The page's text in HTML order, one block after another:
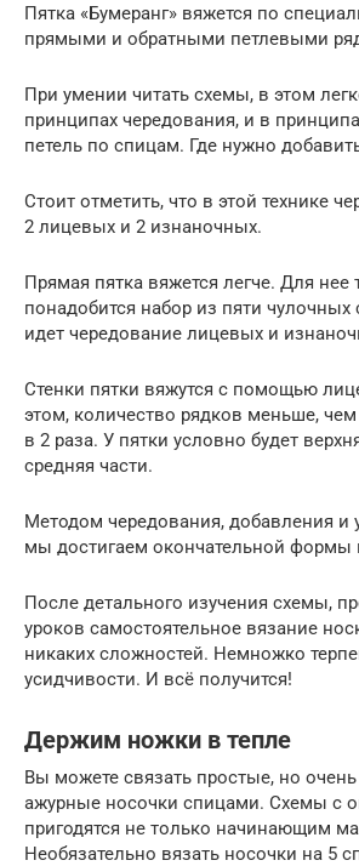
Пятка «Бумеранг» вяжется по
прямыми и обратными петлевыми
При умении читать схемы, в этом
принципах чередования, и в
петель по спицам. Где нужно
Стоит отметить, что в этой технике
2 лицевых и 2 изнаночных.
Прямая пятка вяжется легче. Для нее
понадобится набор из пяти чулочных
идет чередование лицевых и
Стенки пятки вяжутся с помощью
этом, количество рядков меньше,
в 2 раза. У пятки условно будет
средняя части.
Методом чередования, добавления и
мы достигаем окончательной формы
После детального изучения схемы,
уроков самостоятельное вязание
никаких сложностей. Немножко
усидчивости. И всё получится!
Держим ножки в тепле
Вы можете связать простые, но
ажурные носочки спицами. Схемы с
пригодятся не только начинающим
Необязательно вязать носочки на 5